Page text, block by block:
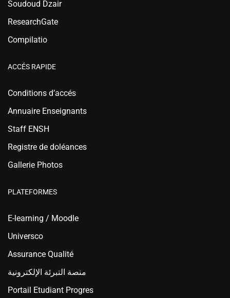
Soudoud Dzair
ResearchGate
Compilatio
ACCÉS RAPIDE
Conditions d’accés
Annuaire Enseignants
Staff ENSH
Registre de doléances
Gallerie Photos
PLATEFORMES
E-learning / Moodle
Universco
Assurance Qualité
منصة التبرئة الإلكترونية
Portail Etudiant Progres